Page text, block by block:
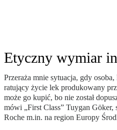
Etyczny wymiar
Przeraża mnie sytuacja, gdy
ratujący życie lek produkowany
może go kupić, bo nie został
mówi „First Class” Tuygan Göker,
Roche m.in. na region Europy